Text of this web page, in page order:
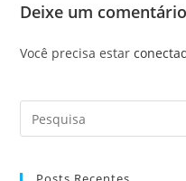
Deixe um comentário
Você precisa estar